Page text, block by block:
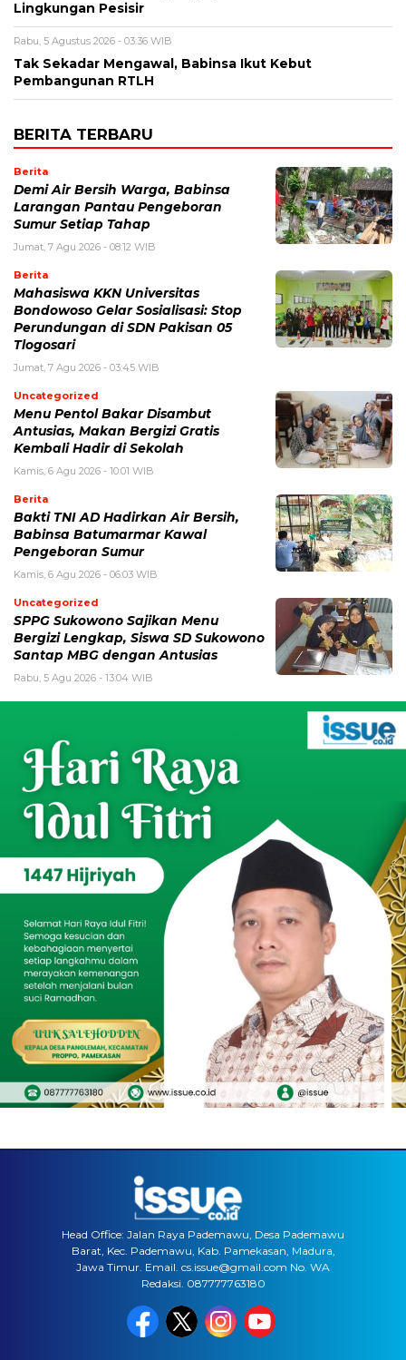
Lingkungan Pesisir
Rabu, 5 Agustus 2026 - 03:36 WIB
Tak Sekadar Mengawal, Babinsa Ikut Kebut
Pembangunan RTLH
BERITA TERBARU
Berita
Demi Air Bersih Warga, Babinsa
Larangan Pantau Pengeboran
Sumur Setiap Tahap
Jumat, 7 Agu 2026 - 08:12 WIB
Berita
Mahasiswa KKN Universitas
Bondowoso Gelar Sosialisasi: Stop
Perundungan di SDN Pakisan 05
Tlogosari
Jumat, 7 Agu 2026 - 03:45 WIB
Uncategorized
Menu Pentol Bakar Disambut
Antusias, Makan Bergizi Gratis
Kembali Hadir di Sekolah
Kamis, 6 Agu 2026 - 10:01 WIB
Berita
Bakti TNI AD Hadirkan Air Bersih,
Babinsa Batumarmar Kawal
Pengeboran Sumur
Kamis, 6 Agu 2026 - 06:03 WIB
Uncategorized
SPPG Sukowono Sajikan Menu
Bergizi Lengkap, Siswa SD Sukowono
Santap MBG dengan Antusias
Rabu, 5 Agu 2026 - 13:04 WIB
Head Office: Jalan Raya Pademawu, Desa Pademawu
Barat, Kec. Pademawu, Kab. Pamekasan, Madura,
Jawa Timur. Email. cs.issue@gmail.com No. WA
Redaksi. 087777763180